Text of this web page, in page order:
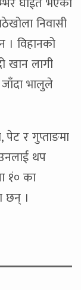
निवासी
। विहानको
खान लागी
भालुले
पेट र गुप्ताङमा
थप
१ं० का
छन् ।